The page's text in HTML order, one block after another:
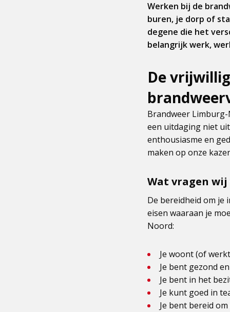
Werken bij de
buren, je dorp of
degene die het
belangrijk werk,
De
Brandweer
een uitdaging niet
enthousiasme en
maken op onze
Wat vragen wij
De bereidheid om je
eisen waaraan je
Noord:
Je woont (of
Je bent gezond
Je bent in het
Je kunt goed in
Je bent bereid